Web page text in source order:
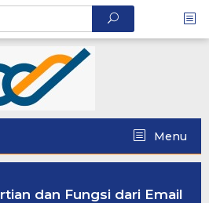
Menu
dan Fungsi dari Email